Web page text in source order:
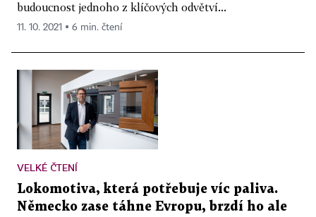
budoucnost jednoho z klíčových odvětví...
11. 10. 2021 ▪ 6 min. čtení
VELKÉ ČTENÍ
Lokomotiva, která potřebuje víc paliva.
Německo zase táhne Evropu, brzdí ho ale